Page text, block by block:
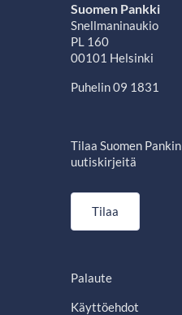
Suomen Pankki
Snellmaninaukio
PL 160
00101 Helsinki
Puhelin 09 1831
Tilaa Suomen Pankin
uutiskirjeitä
Tilaa
Palaute
Käyttöehdot